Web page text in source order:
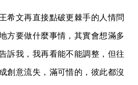
希文再直接點破更棘手的人情問
方要做什麼事情，其實會想滿多
訴我，我再看能不能調整，但往
創意流失，滿可惜的，彼此都沒